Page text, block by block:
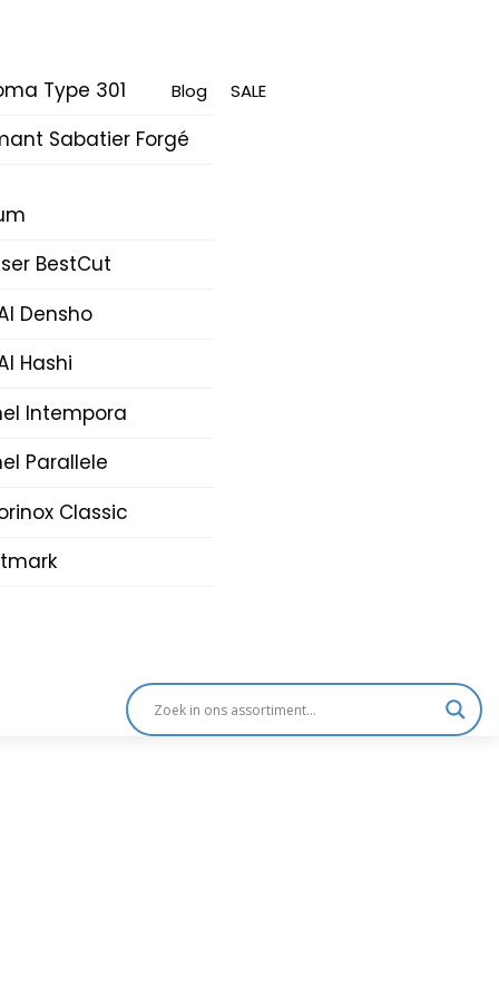
Type 301
Sabatier Forgé
BestCut
Densho
Hashi
Intempora
Parallele
Classic
Blog SALE